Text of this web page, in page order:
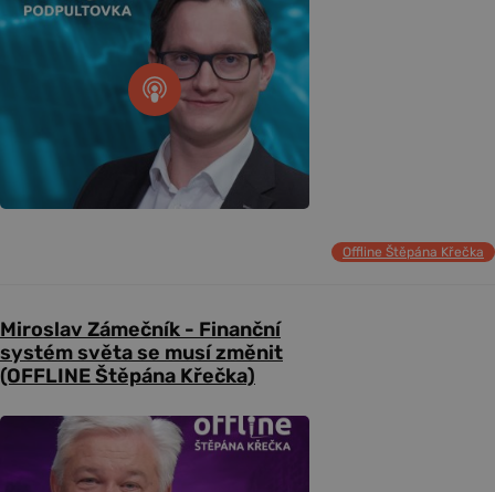
Offline Štěpána Křečka
Miroslav Zámečník - Finanční
systém světa se musí změnit
(OFFLINE Štěpána Křečka)